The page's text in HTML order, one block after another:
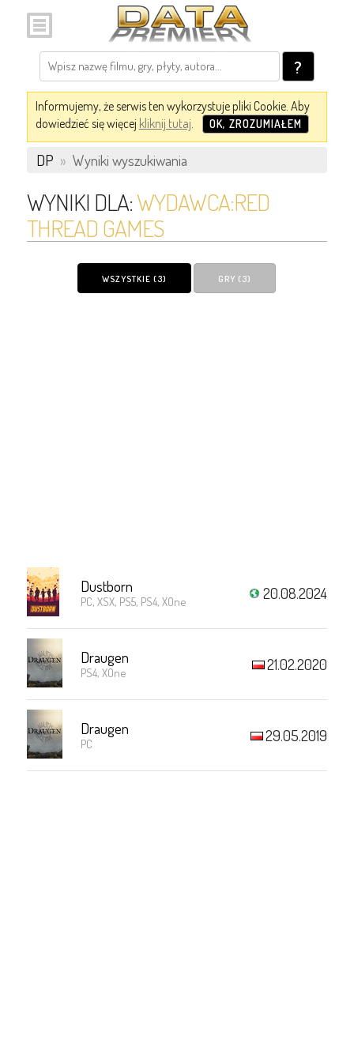
?
Informujemy, że serwis ten wykorzystuje pliki Cookie. Aby
dowiedzieć się więcej kliknij tutaj. OK, ZROZUMIAŁEM
DP » Wyniki wyszukiwania
WYNIKI DLA:WYDAWCA:RED
THREAD GAMES
WSZYSTKIE (3) GRY (3)
Dustborn
PC, XSX, PS5, PS4, XOne 20.08.2024
Draugen
PS4, XOne 21.02.2020
Draugen
PC 29.05.2019